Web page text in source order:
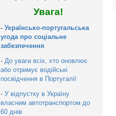
Увага!
- Українсько-португальська
угода про соціальне
забезпечення
- До уваги всіх, хто оновлює
або отримує водійські
посвідчення в Португалії
- У відпустку в Україну
власним автотранспортом до
60 днів